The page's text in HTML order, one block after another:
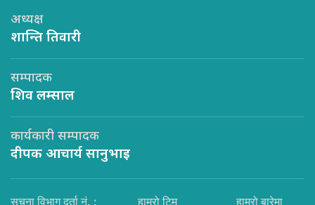
अध्यक्ष
शान्ति तिवारी
सम्पादक
शिव लम्साल
कार्यकारी सम्पादक
दीपक आचार्य सानुभाइ
सूचना विभाग दर्ता नं. : हाम्रो टिम हाम्रो बारेमा